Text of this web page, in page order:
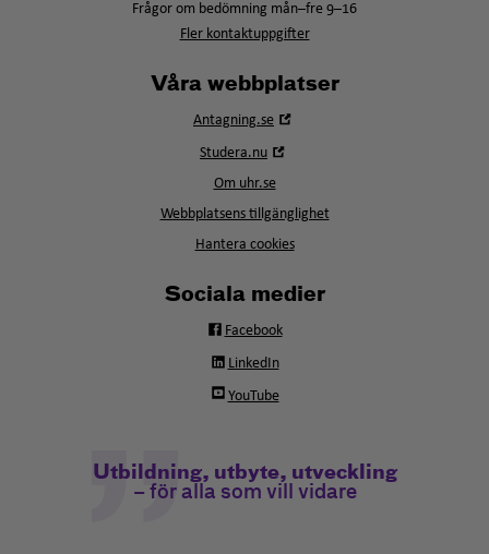
Frågor om bedömning mån–fre 9–16
Fler kontaktuppgifter
Våra webbplatser
Antagning.se
Studera.nu
fönster
Om uhr.se
Webbplatsens tillgänglighet
Hantera cookies
Sociala medier
Facebook
LinkedIn
YouTube
Utbildning, utbyte, utveckling
– för alla som vill vidare